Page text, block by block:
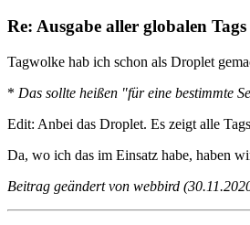
Re: Ausgabe aller globalen Tags
Tagwolke hab ich schon als Droplet
* Das sollte heißen "für eine bestimmte
Edit: Anbei das Droplet. Es zeigt alle
Da, wo ich das im Einsatz habe, haben
Beitrag geändert von webbird